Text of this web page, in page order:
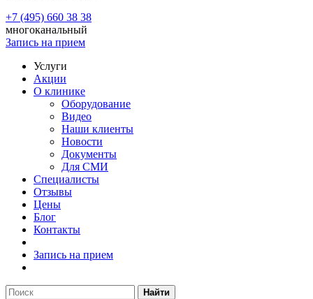
+7 (495) 660 38 38
многоканальный
Запись на прием
Услуги
Акции
О клинике
Оборудование
Видео
Наши клиенты
Новости
Документы
Для СМИ
Специалисты
Отзывы
Цены
Блог
Контакты
Запись на прием
Найти